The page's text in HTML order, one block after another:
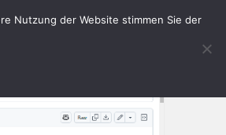
Nutzung der Website stimmen Sie der